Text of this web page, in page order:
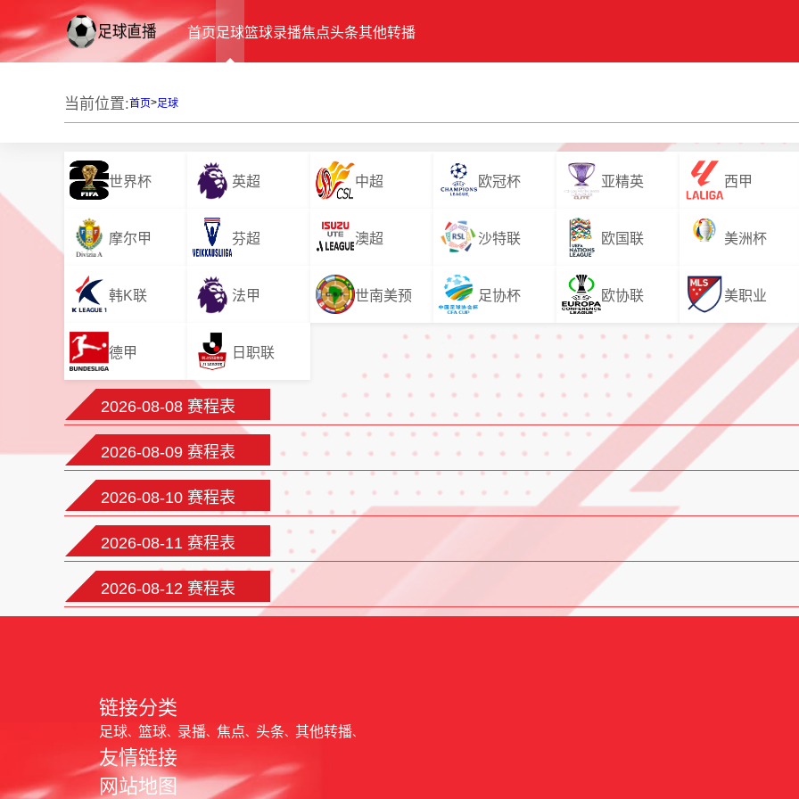
首页足球篮球录播焦点头条其他转播
当前位置:首页>足球
世界杯 英超 中超 欧冠杯 亚精英 西甲
摩尔甲 芬超 澳超 沙特联 欧国联 美洲杯
韩K联 法甲 世南美预 足协杯 欧协联 美职业
德甲 日职联
2026-08-08 赛程表
2026-08-09 赛程表
2026-08-10 赛程表
2026-08-11 赛程表
2026-08-12 赛程表
链接分类
足球 篮球 录播 焦点 头条 其他转播
友情链接
网站地图